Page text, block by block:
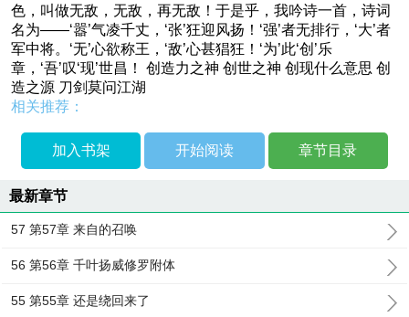
色，叫做无敌，无敌，再无敌！于是乎，我吟诗一首，诗词
名为——‘嚣’气凌千丈，‘张’狂迎风扬！‘强’者无排行，‘大’者
军中将。‘无’心欲称王，‘敌’心甚猖狂！‘为’此‘创’乐
章，‘吾’叹‘现’世昌！ 创造力之神 创世之神 创现什么意思 创
造之源 刀剑莫问江湖
相关推荐：
加入书架 开始阅读 章节目录
最新章节
57 第57章 来自的召唤
56 第56章 千叶扬威修罗附体
55 第55章 还是绕回来了